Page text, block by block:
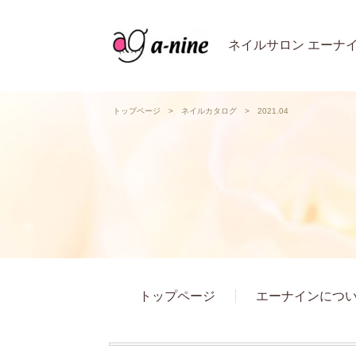
ネイルサロン エーナ
トップページ > ネイルカタログ > 2021.04
トップページ エーナインにつ